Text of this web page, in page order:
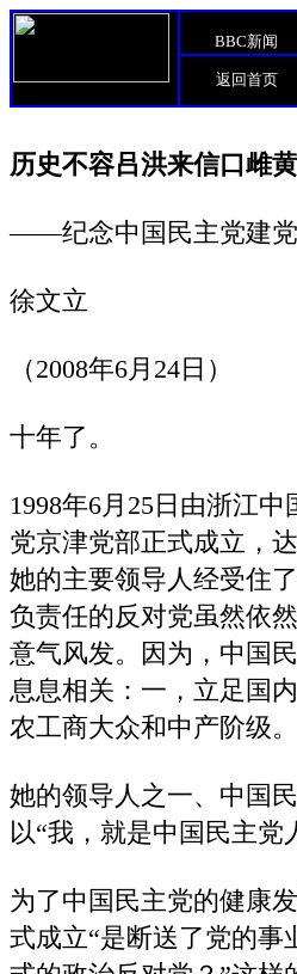
BBC新闻
返回首页
历史不容吕洪来信口雌黄
——纪念中国民主党建党
徐文立
（2008年6月24日）
十年了。
1998年6月25日由浙江
党京津党部正式成立，
她的主要领导人经受住
负责任的反对党虽然依
意气风发。因为，中国
息息相关：一，立足国
农工商大众和中产阶级。
她的领导人之一、中国
以“我，就是中国民主党
为了中国民主党的健康
式成立“是断送了党的